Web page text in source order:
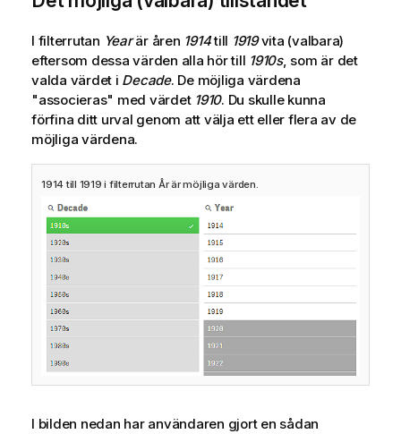
I filterrutan Yearär åren 1914till 1919vita (valbara)
eftersom dessa värden alla hör till 1910s, som är det
valda värdet i Decade. De möjliga värdena
"associeras" med värdet 1910. Du skulle kunna
förfina ditt urval genom att välja ett eller flera av de
möjliga värdena.
1914 till 1919 i filterrutan År är möjliga värden.
I bilden nedan har användaren gjort en sådan